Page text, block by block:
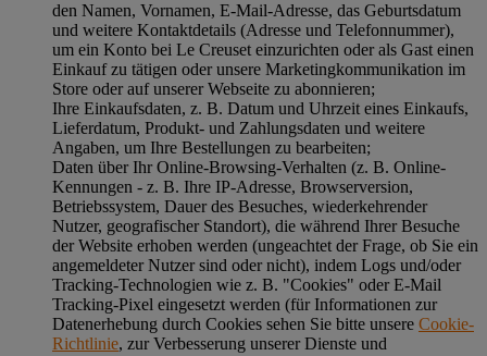
den Namen, Vornamen, E-Mail-Adresse, das Geburtsdatum
und weitere Kontaktdetails (Adresse und Telefonnummer),
um ein Konto bei Le Creuset einzurichten oder als Gast einen
Einkauf zu tätigen oder unsere Marketingkommunikation im
Store oder auf unserer Webseite zu abonnieren;
Ihre Einkaufsdaten, z. B. Datum und Uhrzeit eines Einkaufs,
Lieferdatum, Produkt- und Zahlungsdaten und weitere
Angaben, um Ihre Bestellungen zu bearbeiten;
Daten über Ihr Online-Browsing-Verhalten (z. B. Online-
Kennungen - z. B. Ihre IP-Adresse, Browserversion,
Betriebssystem, Dauer des Besuches, wiederkehrender
Nutzer, geografischer Standort), die während Ihrer Besuche
der Website erhoben werden (ungeachtet der Frage, ob Sie ein
angemeldeter Nutzer sind oder nicht), indem Logs und/oder
Tracking-Technologien wie z. B. "Cookies" oder E-Mail
Tracking-Pixel eingesetzt werden (für Informationen zur
Datenerhebung durch Cookies sehen Sie bitte unsere Cookie-
Richtlinie, zur Verbesserung unserer Dienste und